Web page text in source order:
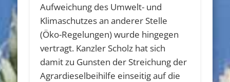
Aufweichung des Umwelt- und
Klimaschutzes an anderer Stelle
(Öko-Regelungen) wurde hingegen
vertragt. Kanzler Scholz hat sich
damit zu Gunsten der Streichung der
Agrardieselbeihilfe einseitig auf die